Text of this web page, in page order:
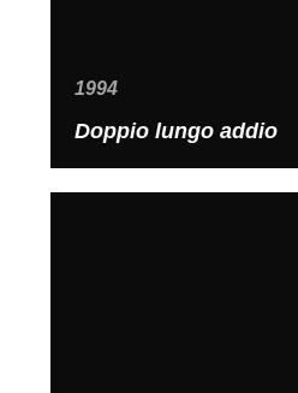
1994
Doppio lungo addio